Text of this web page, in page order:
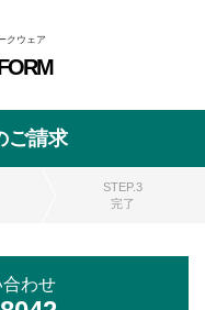
クウェア
ご請求
STEP.3
完了
わせ